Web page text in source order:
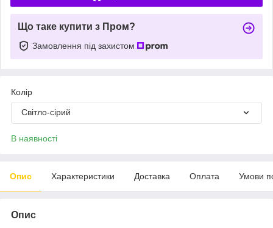
Що таке купити з Пром?
Замовлення під захистом
Колір
Світло-сірий
В наявності
Опис Характеристики Доставка Оплата Умови
Опис